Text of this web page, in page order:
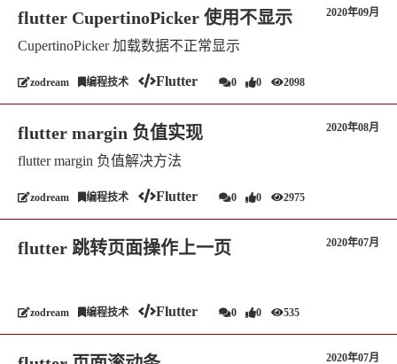
flutter CupertinoPicker 使用不显示 2020年09月
CupertinoPicker 加载数据不正常显示
zodream 编程技术 Flutter 0 0 2098
flutter margin 负值实现 2020年08月
flutter margin 负值解决方法
zodream 编程技术 Flutter 0 0 2975
flutter 跳转页面操作上一页 2020年07月
zodream 编程技术 Flutter 0 0 535
2020年07月